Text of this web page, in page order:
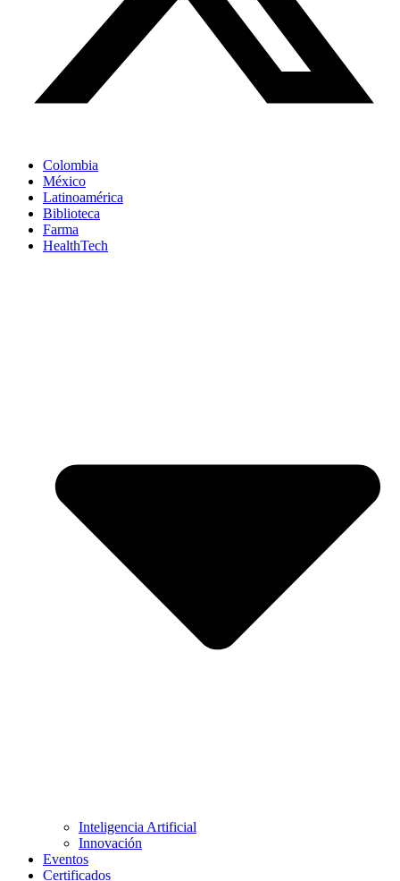
Colombia
México
Latinoamérica
Biblioteca
Farma
HealthTech
Inteligencia Artificial
Innovación
Eventos
Certificados